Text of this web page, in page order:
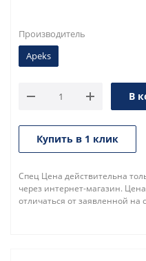
Производитель
Apeks
В
Купить в 1 клик
Спец Цена действительна
через интернет-магазин.
отличаться от заявленной на